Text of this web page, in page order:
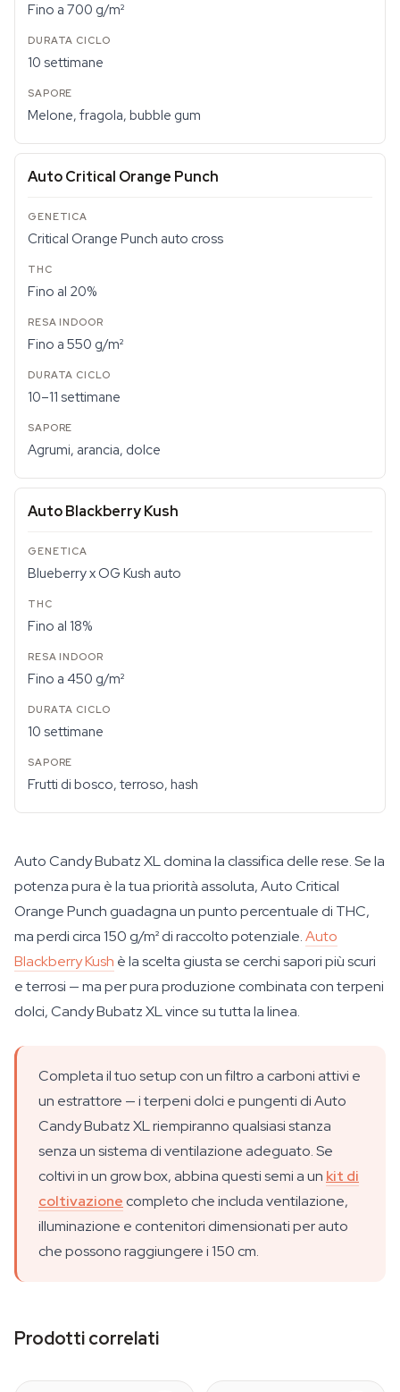
Fino a 700 g/m²
10 settimane
Melone, fragola, bubble gum
Auto Critical Orange Punch
Critical Orange Punch auto cross
Fino al 20%
Fino a 550 g/m²
10–11 settimane
Agrumi, arancia, dolce
Auto Blackberry Kush
Blueberry x OG Kush auto
Fino al 18%
Fino a 450 g/m²
10 settimane
Frutti di bosco, terroso, hash
Auto Candy Bubatz XL domina la classifica delle rese. Se la
potenza pura è la tua priorità assoluta, Auto Critical
Orange Punch guadagna un punto percentuale di THC,
ma perdi circa 150 g/m² di raccolto potenziale.Auto
Blackberry Kush è la scelta giusta se cerchi sapori più scuri
e terrosi — ma per pura produzione combinata con terpeni
dolci, Candy Bubatz XL vince su tutta la linea.
Completa il tuo setup con un filtro a carboni attivi e
un estrattore — i terpeni dolci e pungenti di Auto
Candy Bubatz XL riempiranno qualsiasi stanza
senza un sistema di ventilazione adeguato. Se
coltivi in un grow box, abbina questi semi a un kit di
coltivazione completo che includa ventilazione,
illuminazione e contenitori dimensionati per auto
che possono raggiungere i 150 cm.
Prodotti correlati